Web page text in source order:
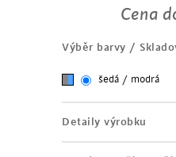
designový odkládací
výška 40 cm
povrchová úprava -
malovaná šedo-
Cena
Výběr barvy /
šedá / modrá
Detaily výrobku